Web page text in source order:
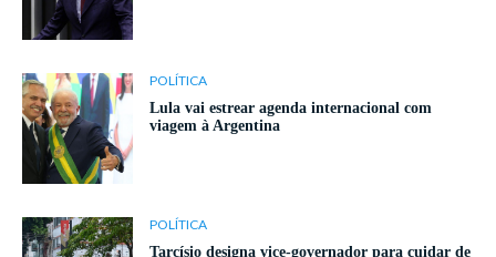
POLÍTICA
Lula vai estrear agenda internacional com
viagem à Argentina
POLÍTICA
Tarcísio designa vice-governador para cuidar de